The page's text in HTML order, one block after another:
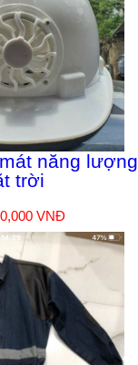
năng lượng
trời
VNĐ